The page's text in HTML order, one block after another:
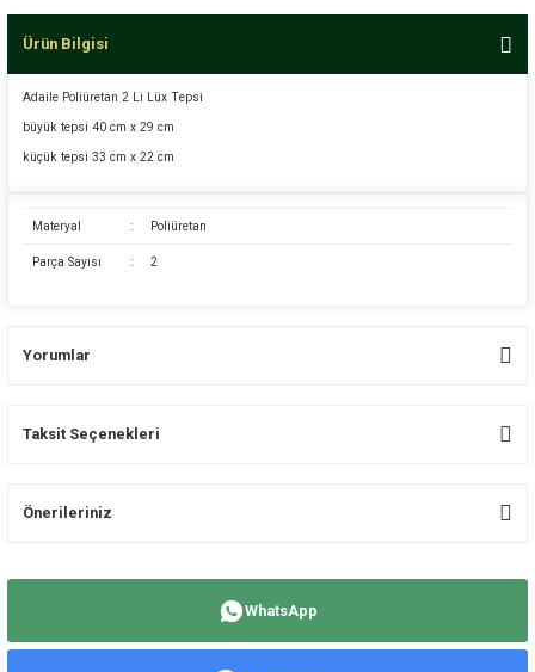
Ürün Bilgisi
Adaile Poliüretan 2 Li Lüx Tepsi
büyük tepsi 40 cm x 29 cm
küçük tepsi 33 cm x 22 cm
Materyal : Poliüretan
Parça Sayısı : 2
Yorumlar
Taksit Seçenekleri
Önerileriniz
WhatsApp